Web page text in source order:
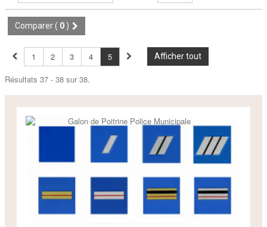
Comparer ( 0 )
Afficher tout
1 2 3 4
5
Résultats 37 - 38 sur 38.